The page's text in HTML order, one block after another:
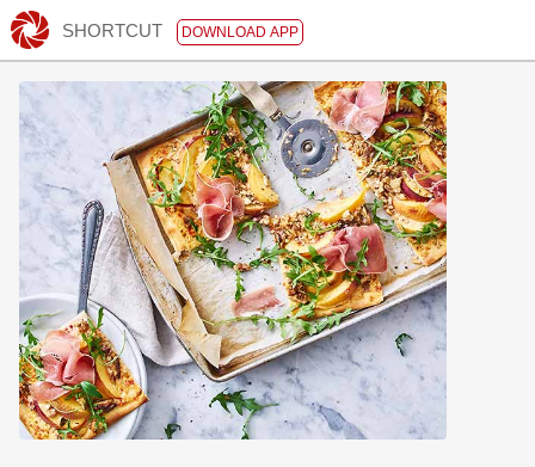
SHORTCUT DOWNLOAD APP